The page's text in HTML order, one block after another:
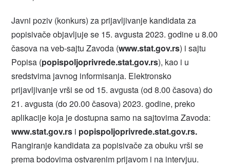
Javni poziv (konkurs) za prijavljivanje kandidata za
popisivače objavljuje se 15. avgusta 2023. godine u 8.00
časova na veb-sajtu Zavoda (www.stat.gov.rs) i sajtu
Popisa (popispoljoprivrede.stat.gov.rs), kao i u
sredstvima javnog informisanja. Elektronsko
prijavljivanje vrši se od 15. avgusta (od 8.00 časova) do
21. avgusta (do 20.00 časova) 2023. godine, preko
aplikacije koja je dostupna samo na sajtovima Zavoda:
www.stat.gov.rs i popispoljoprivrede.stat.gov.rs.
Rangiranje kandidata za popisivače za obuku vrši se
prema bodovima ostvarenim prijavom i na intervjuu.